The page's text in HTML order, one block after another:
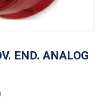
END. ANALOG